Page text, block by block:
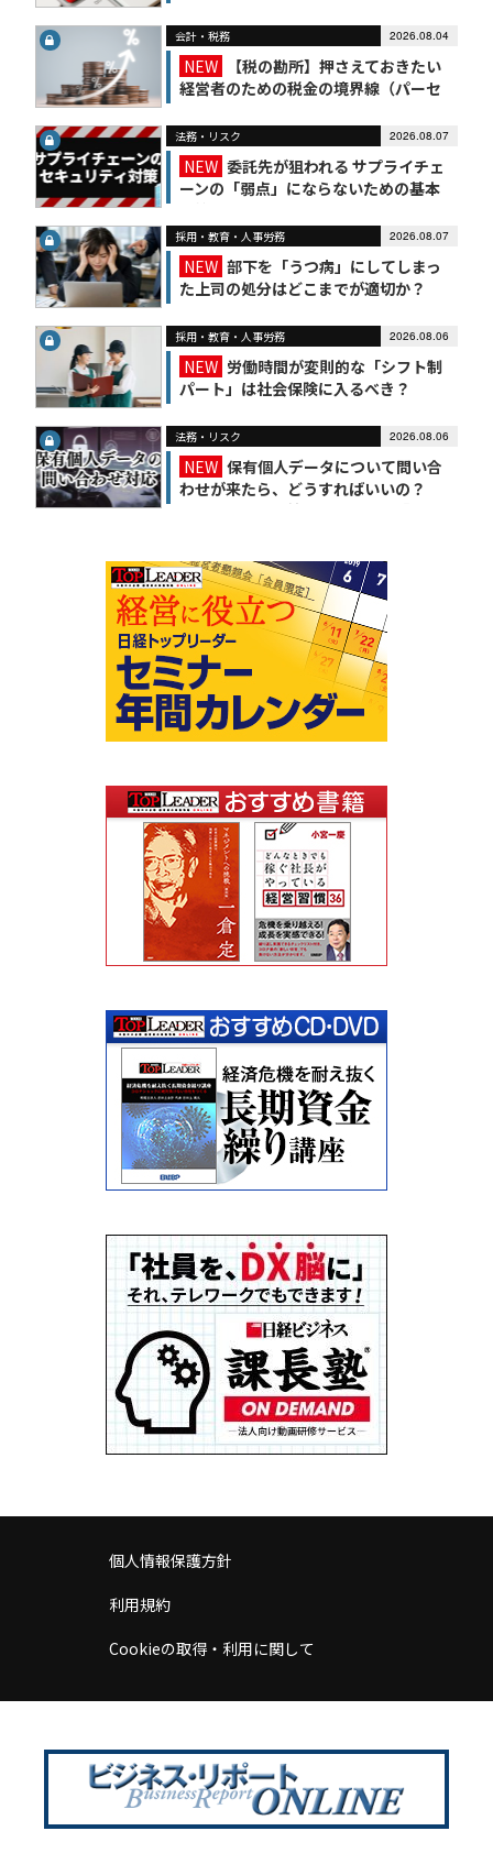
会計・税務 2026.08.04
NEW
【税の勘所】押さえておきたい
経営者のための税金の境界線（パーセ
法務・リスク 2026.08.07
NEW 委託先が狙われる サプライチェ
ーンの「弱点」にならないための基本
採用・教育・人事労務 2026.08.07
NEW 部下を「うつ病」にしてしまっ
た上司の処分はどこまでが適切か？
採用・教育・人事労務 2026.08.06
NEW 労働時間が変則的な「シフト制
パート」は社会保険に入るべき？
法務・リスク 2026.08.06
NEW 保有個人データについて問い合
わせが来たら、どうすればいいの？
【かんたん個人情報保護法（7）】
個人情報保護方針
利用規約
Cookieの取得・利用に関して